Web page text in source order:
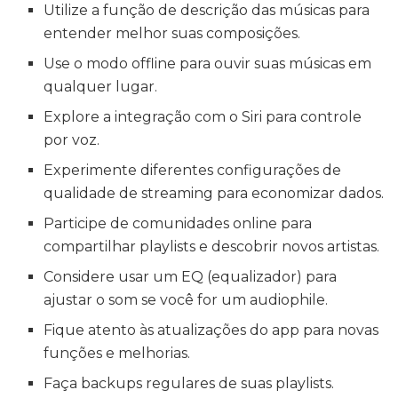
Utilize a função de descrição das músicas para
entender melhor suas composições.
Use o modo offline para ouvir suas músicas em
qualquer lugar.
Explore a integração com o Siri para controle
por voz.
Experimente diferentes configurações de
qualidade de streaming para economizar dados.
Participe de comunidades online para
compartilhar playlists e descobrir novos artistas.
Considere usar um EQ (equalizador) para
ajustar o som se você for um audiophile.
Fique atento às atualizações do app para novas
funções e melhorias.
Faça backups regulares de suas playlists.